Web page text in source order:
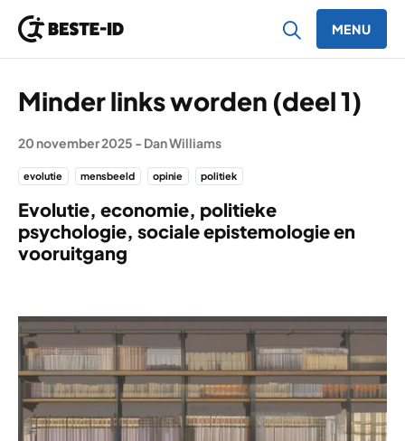
MENU
Minder links worden (deel 1)
20 november 2025 -Dan Williams
evolutie mensbeeld opinie politiek
Evolutie, economie, politieke
psychologie, sociale epistemologie en
vooruitgang